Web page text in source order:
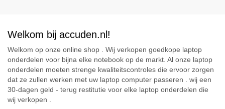
Welkom bij accuden.nl!
Welkom op onze online shop . Wij verkopen goedkope laptop
onderdelen voor bijna elke notebook op de markt. Al onze laptop
onderdelen moeten strenge kwaliteitscontroles die ervoor zorgen
dat ze zullen werken met uw laptop computer passeren . wij een
30-dagen geld - terug restitutie voor elke laptop onderdelen die
wij verkopen .